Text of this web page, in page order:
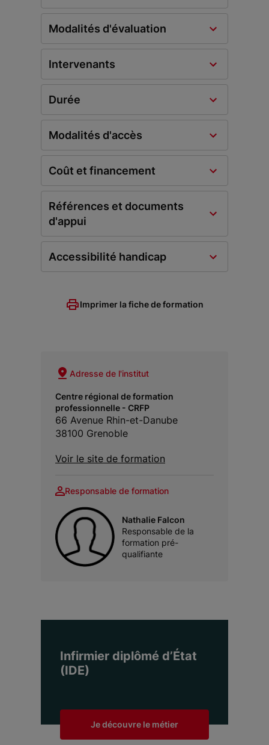
Modalités d'évaluation
Intervenants
Durée
Modalités d'accès
Coût et financement
Références et documents
d'appui
Accessibilité handicap
Imprimer la fiche de formation
Adresse de l'institut
Centre régional de formation
professionnelle - CRFP
66 Avenue Rhin-et-Danube
38100 Grenoble
Voir le site de formation
Responsable de formation
Nathalie Falcon
Responsable de la
formation pré-
qualifiante
Infirmier diplômé d’État
(IDE)
Je découvre le métier